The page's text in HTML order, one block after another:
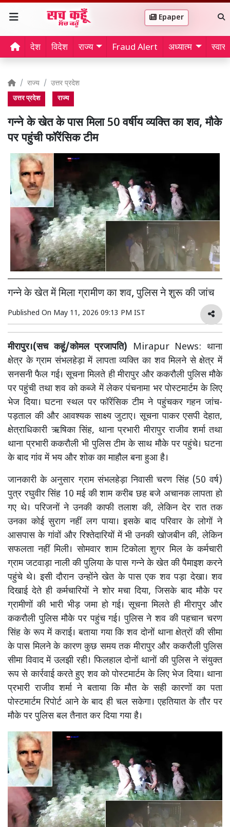
Epaper
देश विदेश राज्य Fraud Alert अध्यात्म
राज्य उत्तर प्रदेश
उत्तर प्रदेश राज्य
गन्ने के खेत के पास मिला 50 वर्षीय व्यक्ति का शव, मौके
पर पहुंची फॉरेंसिक टीम
गन्ने के खेत में मिला ग्रामीण का शव, पुलिस ने शुरू की जांच
Published On May 11, 2026 09:13 PM IST
मीरापुर।(सच कहूं/कोमल प्रजापति) Mirapur News: थाना
क्षेत्र के ग्राम संभलहेड़ा में लापता व्यक्ति का शव मिलने से क्षेत्र में
सनसनी फैल गई। सूचना मिलते ही मीरापुर और ककरौली पुलिस मौके
पर पहुंची तथा शव को कब्जे में लेकर पंचनामा भर पोस्टमार्टम के लिए
भेज दिया। घटना स्थल पर फॉरेंसिक टीम ने पहुंचकर गहन जांच-
पड़ताल की और आवश्यक साक्ष्य जुटाए। सूचना पाकर एसपी देहात,
क्षेत्राधिकारी ऋषिका सिंह, थाना प्रभारी मीरापुर राजीव शर्मा तथा
थाना प्रभारी ककरौली भी पुलिस टीम के साथ मौके पर पहुंचे। घटना
के बाद गांव में भय और शोक का माहौल बना हुआ है।
जानकारी के अनुसार ग्राम संभलहेड़ा निवासी चरण सिंह (50 वर्ष)
पुत्र रघुवीर सिंह 10 मई की शाम करीब छह बजे अचानक लापता हो
गए थे। परिजनों ने उनकी काफी तलाश की, लेकिन देर रात तक
उनका कोई सुराग नहीं लग पाया। इसके बाद परिवार के लोगों ने
आसपास के गांवों और रिश्तेदारियों में भी उनकी खोजबीन की, लेकिन
सफलता नहीं मिली। सोमवार शाम टिकोला शुगर मिल के कर्मचारी
ग्राम जटवाड़ा नाली की पुलिया के पास गन्ने के खेत की पैमाइश करने
पहुंचे थे। इसी दौरान उन्होंने खेत के पास एक शव पड़ा देखा। शव
दिखाई देते ही कर्मचारियों ने शोर मचा दिया, जिसके बाद मौके पर
ग्रामीणों की भारी भीड़ जमा हो गई। सूचना मिलते ही मीरापुर और
ककरौली पुलिस मौके पर पहुंच गई। पुलिस ने शव की पहचान चरण
सिंह के रूप में कराई। बताया गया कि शव दोनों थाना क्षेत्रों की सीमा
के पास मिलने के कारण कुछ समय तक मीरापुर और ककरौली पुलिस
सीमा विवाद में उलझी रही। फिलहाल दोनों थानों की पुलिस ने संयुक्त
रूप से कार्रवाई करते हुए शव को पोस्टमार्टम के लिए भेज दिया। थाना
प्रभारी राजीव शर्मा ने बताया कि मौत के सही कारणों का पता
पोस्टमार्टम रिपोर्ट आने के बाद ही चल सकेगा। एहतियात के तौर पर
मौके पर पुलिस बल तैनात कर दिया गया है।